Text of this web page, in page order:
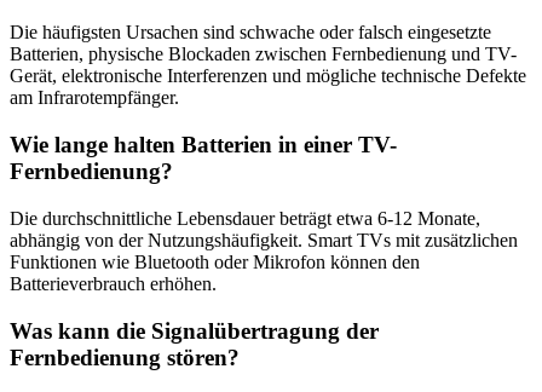
Die häufigsten Ursachen sind schwache oder falsch eingesetzte
Batterien, physische Blockaden zwischen Fernbedienung und TV-
Gerät, elektronische Interferenzen und mögliche technische Defekte
am Infrarotempfänger.
Wie lange halten Batterien in einer TV-
Fernbedienung?
Die durchschnittliche Lebensdauer beträgt etwa 6-12 Monate,
abhängig von der Nutzungshäufigkeit. Smart TVs mit zusätzlichen
Funktionen wie Bluetooth oder Mikrofon können den
Batterieverbrauch erhöhen.
Was kann die Signalübertragung der
Fernbedienung stören?